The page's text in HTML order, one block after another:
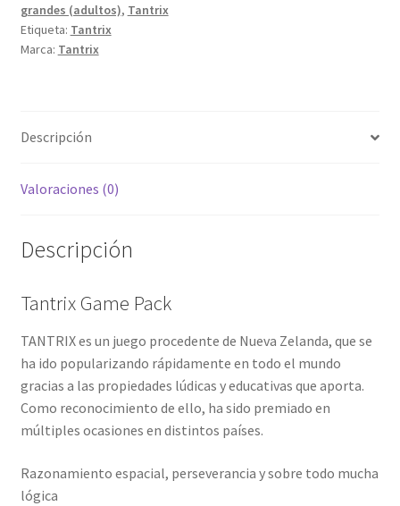
grandes (adultos), Tantrix
Etiqueta: Tantrix
Marca: Tantrix
Descripción
Valoraciones (0)
Descripción
Tantrix Game Pack
TANTRIX es un juego procedente de Nueva Zelanda, que se
ha ido popularizando rápidamente en todo el mundo
gracias a las propiedades lúdicas y educativas que aporta.
Como reconocimiento de ello, ha sido premiado en
múltiples ocasiones en distintos países.
Razonamiento espacial, perseverancia y sobre todo mucha
lógica